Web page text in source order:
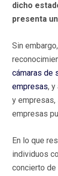
dicho
presenta
Sin
cámaras de
empresas, y
y empresas,
empresas
En lo que
individuos
concierto de